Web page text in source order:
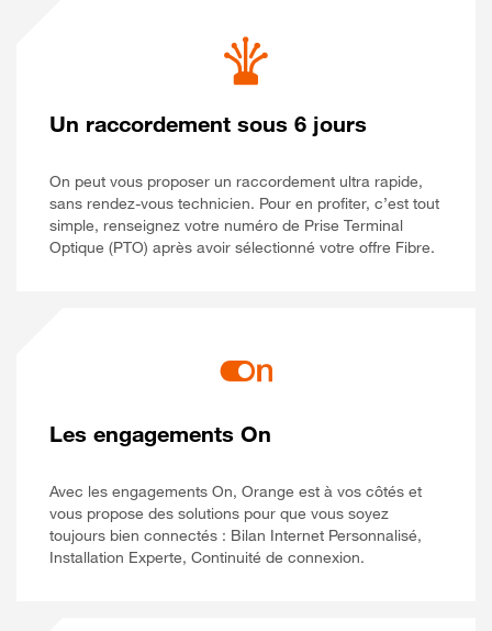
Un raccordement sous 6 jours
On peut vous proposer un raccordement ultra rapide,
sans rendez-vous technicien. Pour en profiter, c’est tout
simple, renseignez votre numéro de Prise Terminal
Optique (PTO) après avoir sélectionné votre offre Fibre.
Les engagements On
Avec les engagements On, Orange est à vos côtés et
vous propose des solutions pour que vous soyez
toujours bien connectés : Bilan Internet Personnalisé,
Installation Experte, Continuité de connexion.